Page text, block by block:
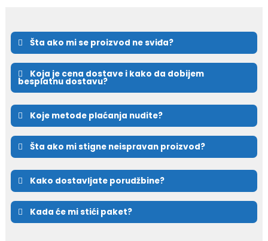
Šta ako mi se proizvod ne sviđa?
Koja je cena dostave i kako da dobijem
besplatnu dostavu?
Koje metode plaćanja nudite?
Šta ako mi stigne neispravan proizvod?
Kako dostavljate porudžbine?
Kada će mi stići paket?